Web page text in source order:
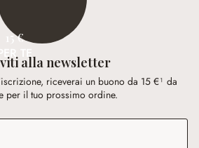
15 €
TE
alla newsletter
riceverai un buono da 15 €¹ da
per il tuo prossimo ordine.